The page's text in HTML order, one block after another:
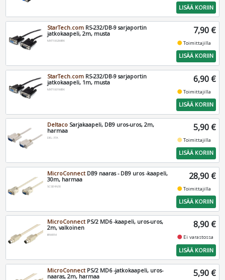
LISÄÄ KORIIN
StarTech.com RS-232/DB-9 sarjaportin
jatkokaapeli, 2m, musta
MXT1002MBK
7,90 €
fiber_manual_recordToimittajilla
LISÄÄ KORIIN
StarTech.com RS-232/DB-9 sarjaportin
jatkokaapeli, 1m, musta
MXT1001MBK
6,90 €
fiber_manual_recordToimittajilla
LISÄÄ KORIIN
Deltaco Sarjakaapeli, DB9 uros-uros, 2m,
harmaa
DEL-37A
5,90 €
fiber_manual_recordToimittajilla
LISÄÄ KORIIN
MicroConnect DB9 naaras - DB9 uros -kaapeli,
30m, harmaa
SCSEHN30
28,90 €
fiber_manual_recordToimittajilla
LISÄÄ KORIIN
MicroConnect PS/2 MD6 -kaapeli, uros-uros,
2m, valkoinen
IBM056
8,90 €
fiber_manual_record Ei varastossa
LISÄÄ KORIIN
MicroConnect PS/2 MD6 -jatkokaapeli, uros-
naaras, 2m, harmaa
5,90 €